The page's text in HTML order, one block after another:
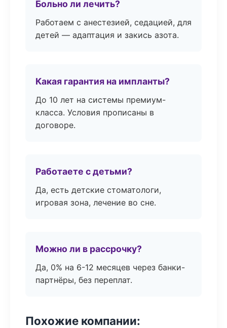
Больно ли лечить?
Работаем с анестезией, седацией, для
детей — адаптация и закись азота.
Какая гарантия на импланты?
До 10 лет на системы премиум-
класса. Условия прописаны в
договоре.
Работаете с детьми?
Да, есть детские стоматологи,
игровая зона, лечение во сне.
Можно ли в рассрочку?
Да, 0% на 6-12 месяцев через банки-
партнёры, без переплат.
Похожие компании: